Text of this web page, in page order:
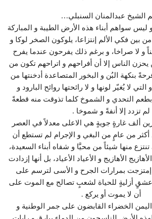
الشيخ عبدالمنان السنبلي…
سواهم أبناء هذه الأرض الطيبة و المباركة
بين فكي الألم إنتزاعا، يلوكون الصخر لوكا و
و لا صراخا، و برغم ذلك يفرحون عندما يفرح
الناس إلا أن أفراحهم و اتراحهم تكون من
بنكهة البُن و البخور المتصاعدة أدخنتها من
لا يُغيّر لونها و لا رائحتها روائح البارود و
بطعم التحدي و الشموخ كلما تذوقت منه قطعةً
لم تزدد إلا أنفةً و شموخا .
ألف غارةٍ جويةٍ هي الاعلى معدلاً في العصر
أكثر من عامٍ من البغي و الإجرام لم تستطع أن
منها شيئاً من محيَّا و شفاه أبناء السعيدة،
الأهازيج و الأعياد الأعياد، بل أنها إزدادت
إمتزجت بمرارات الجرح و الأسى لترسم على
أزليةٍ للحياة لشعبٍ تصالح مع الموت على
أن لا يموت أو يركع .
اليمن الخضراء القابضون على جمر الوطنية و